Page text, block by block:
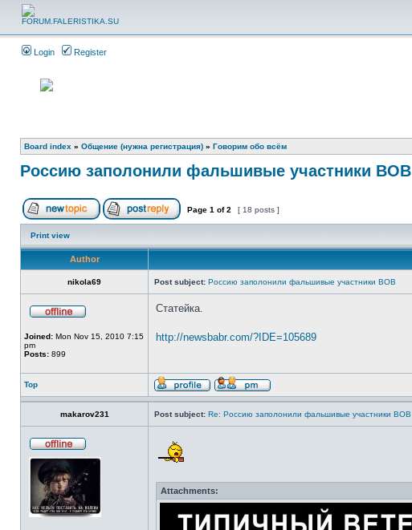
Login Register
Board index » Общение (нужна регистрация) » Говорим обо всём
Россию заполонили фальшивые участники ВОВ
Page 1 of2 [ 18 posts ]
Print view
Author
nikola69 Post subject: Россию заполонили фальшивые участники ВОВ
Joined: Mon Nov 15, 2010 7:15
pm
Posts: 899
Статейка.
http://newsbabr.com/?IDE=105689
Top
makarov231 Post subject: Re: Россию заполонили фальшивые участники ВОВ
Attachments: